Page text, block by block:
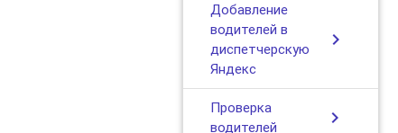
Добавление
водителей в
диспетчерскую
Яндекс
chevron_right
Проверка
водителей
chevron_right